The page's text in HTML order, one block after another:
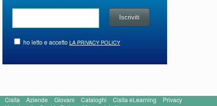
ho letto e accetto LA PRIVACY POLICY
Cisita Aziende Giovani Cataloghi Cisita eLearning
Privacy